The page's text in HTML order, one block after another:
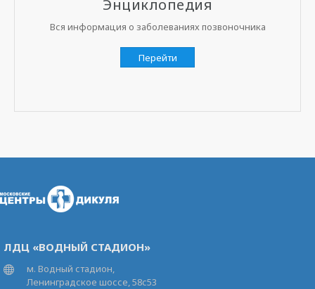
Энциклопедия
Вся информация о заболеваниях позвоночника
Перейти
ЛДЦ «ВОДНЫЙ СТАДИОН»
м. Водный стадион,
Ленинградское шоссе, 58с53